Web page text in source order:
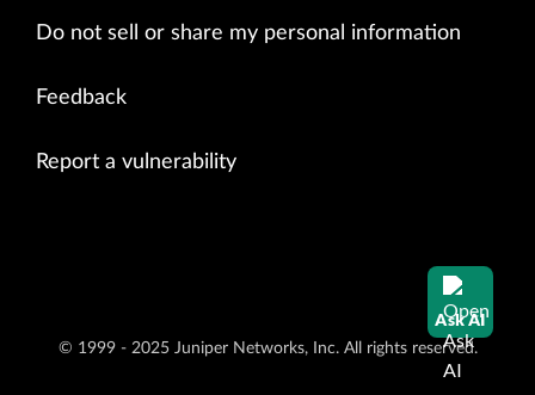
Do not sell or share my personal information
Feedback
Report a vulnerability
© 1999 - 2025 Juniper Networks, Inc. All rights reserved.
Ask AI